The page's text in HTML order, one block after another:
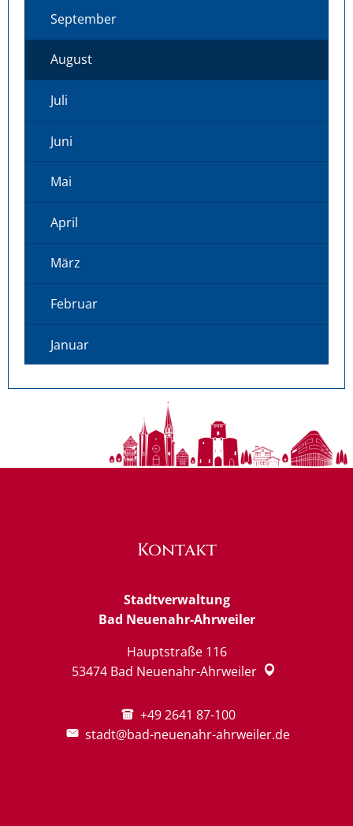
September
August
Juli
Juni
Mai
April
März
Februar
Januar
Kontakt
Stadtverwaltung
Bad Neuenahr-Ahrweiler
Hauptstraße 116
53474 Bad Neuenahr-Ahrweiler
+49 2641 87-100
stadt@bad-neuenahr-ahrweiler.de